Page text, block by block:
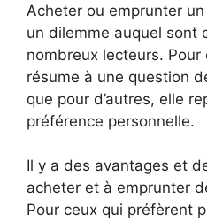
Acheter ou emprunter
un dilemme auquel sont
nombreux lecteurs.
résume à une question
que pour d’autres, elle
préférence personnelle.
Il y a des avantages et
acheter et à emprunter
Pour ceux qui préfèrent